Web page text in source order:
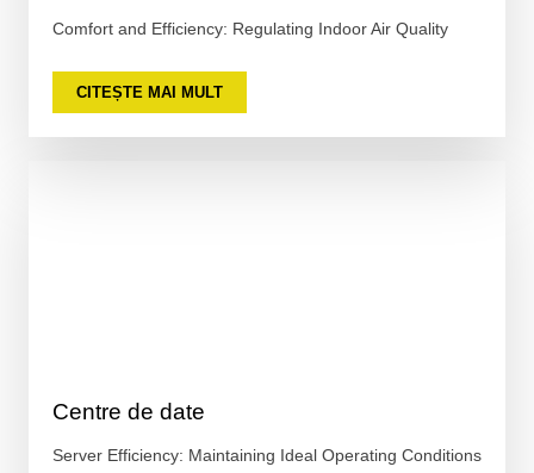
Comfort and Efficiency: Regulating Indoor Air Quality
CITEȘTE MAI MULT
Centre de date
Server Efficiency: Maintaining Ideal Operating Conditions